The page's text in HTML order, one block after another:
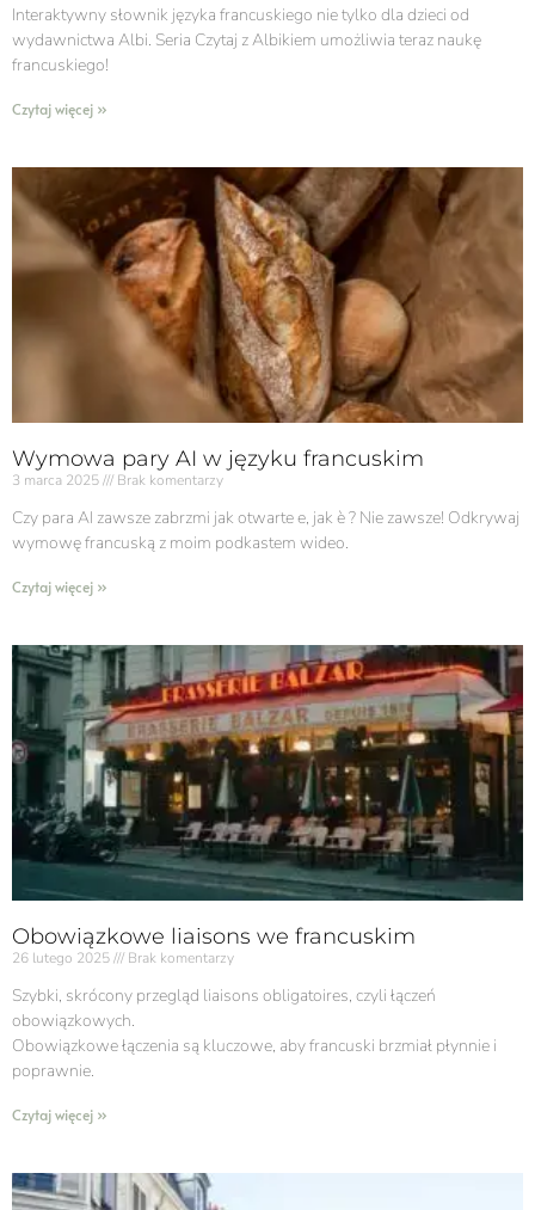
Interaktywny słownik języka francuskiego nie tylko dla dzieci od
wydawnictwa Albi. Seria Czytaj z Albikiem umożliwia teraz naukę
francuskiego!
Czytaj więcej »
Wymowa pary AI w języku francuskim
3 marca 2025 Brak komentarzy
Czy para AI zawsze zabrzmi jak otwarte e, jak è ? Nie zawsze! Odkrywaj
wymowę francuską z moim podkastem wideo.
Czytaj więcej »
Obowiązkowe liaisons we francuskim
26 lutego 2025 Brak komentarzy
Szybki, skrócony przegląd liaisons obligatoires, czyli łączeń
obowiązkowych.
Obowiązkowe łączenia są kluczowe, aby francuski brzmiał płynnie i
poprawnie.
Czytaj więcej »